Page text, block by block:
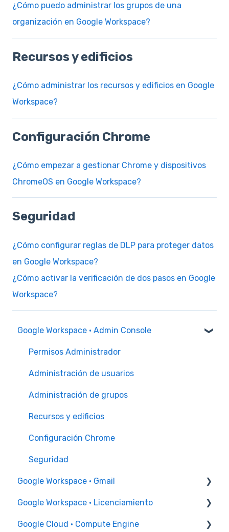
¿Cómo puedo administrar los grupos de una
organización en Google Workspace?
Recursos y edificios
¿Cómo administrar los recursos y edificios en Google
Workspace?
Configuración Chrome
¿Cómo empezar a gestionar Chrome y dispositivos
ChromeOS en Google Workspace?
Seguridad
¿Cómo configurar reglas de DLP para proteger datos
en Google Workspace?
¿Cómo activar la verificación de dos pasos en Google
Workspace?
Google Workspace · Admin Console
Permisos Administrador
Administración de usuarios
Administración de grupos
Recursos y edificios
Configuración Chrome
Seguridad
Google Workspace · Gmail
Problemas para enviar y recibir correo
Configuración firma
Google Workspace · Licenciamiento
Incrementales
Google Cloud · Compute Engine